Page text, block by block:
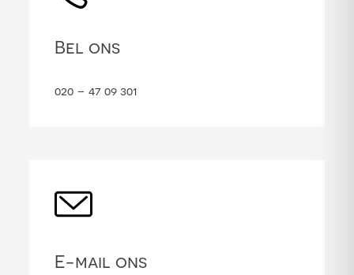
Bel ons
020 – 47 09 301
E-mail ons